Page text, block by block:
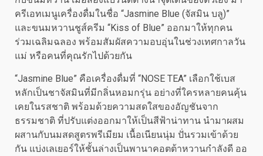
ครีเอทเมนูเครื่องดื่มในชื่อ “Jasmine Blue (จัสมิน บลู)”
และขนมหวานชูส์ครีม “Kiss of Blue” ออกมาให้ทุกคน
ร่วมเฉลิมฉลอง พร้อมสัมผัสความอบอุ่นในช่วงเทศกาลวัน
แม่ หรือคนที่คุณรักไปด้วยกัน
“Jasmine Blue” คือเครื่องดื่มที่ “NOSE TEA” เลือกใช้เบส
หลักเป็นชาจัสมินที่มีกลิ่นหอมกรุ่น อย่างที่ใครหลายคนคุ้น
เคยในรสชาติ พร้อมด้วยความสดใสของอัญชันจาก
ธรรมชาติ ที่ปรับแต่งออกมาให้เป็นสีฟ้าน่าทาน นำมาผสม
ผสานกับนมสดสูตรพรีเมียม เนื้อเนียนนุ่ม ปั่นรวมเข้าด้วย
กัน แบ่งเลเยอร์ให้ชั้นล่างเป็นพานาคอตต้าหวานกำลังดี ออ